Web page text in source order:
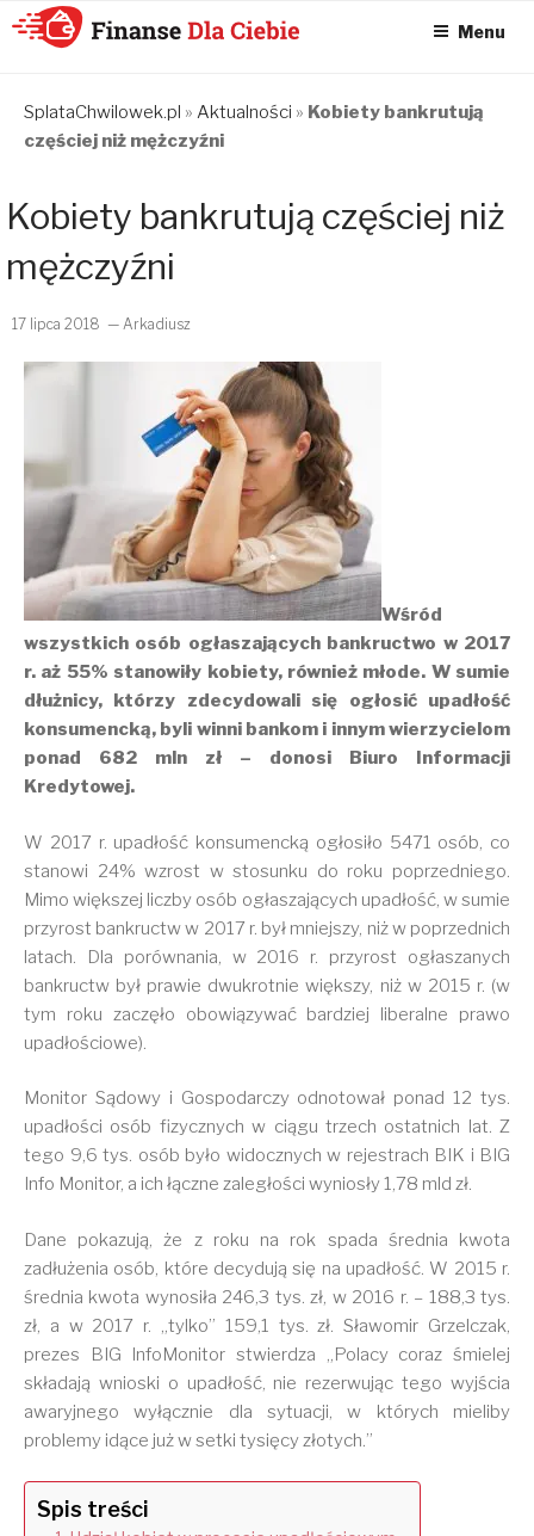
CHWILÓWEK
ONLINE – FINANSE
SPŁATA
CHWILÓWEK I
KONSOLIDACJA
CHWILÓWEK
Menu
SplataChwilowek.pl » Aktualności » Kobiety bankrutują
częściej niż mężczyźni
Kobiety bankrutują częściej niż
mężczyźni
17 lipca 2018 — Arkadiusz
Wśród
wszystkich osób ogłaszających bankructwo w 2017
r. aż 55% stanowiły kobiety, również młode. W sumie
dłużnicy, którzy zdecydowali się ogłosić upadłość
konsumencką, byli winni bankom i innym wierzycielom
ponad 682 mln zł – donosi Biuro Informacji
Kredytowej.
W 2017 r. upadłość konsumencką ogłosiło 5471 osób, co
stanowi 24% wzrost w stosunku do roku poprzedniego.
Mimo większej liczby osób ogłaszających upadłość, w sumie
przyrost bankructw w 2017 r. był mniejszy, niż w poprzednich
latach. Dla porównania, w 2016 r. przyrost ogłaszanych
bankructw był prawie dwukrotnie większy, niż w 2015 r. (w
tym roku zaczęło obowiązywać bardziej liberalne prawo
upadłościowe).
Monitor Sądowy i Gospodarczy odnotował ponad 12 tys.
upadłości osób fizycznych w ciągu trzech ostatnich lat. Z
tego 9,6 tys. osób było widocznych w rejestrach BIK i BIG
Info Monitor, a ich łączne zaległości wyniosły 1,78 mld zł.
Dane pokazują, że z roku na rok spada średnia kwota
zadłużenia osób, które decydują się na upadłość. W 2015 r.
średnia kwota wynosiła 246,3 tys. zł, w 2016 r. – 188,3 tys.
zł, a w 2017 r. „tylko” 159,1 tys. zł. Sławomir Grzelczak,
prezes BIG InfoMonitor stwierdza „Polacy coraz śmielej
składają wnioski o upadłość, nie rezerwując tego wyjścia
awaryjnego wyłącznie dla sytuacji, w których mieliby
problemy idące już w setki tysięcy złotych.”
Spis treści